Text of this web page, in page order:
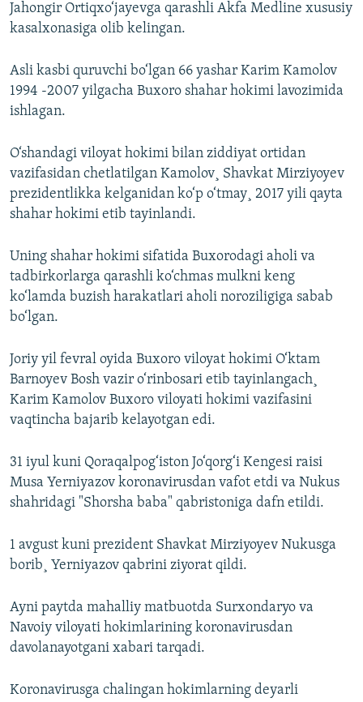
Jahongir Ortiqxo‘jayevga qarashli Akfa Medline xususiy
kasalxonasiga olib kelingan.
Asli kasbi quruvchi bo‘lgan 66 yashar Karim Kamolov
1994 -2007 yilgacha Buxoro shahar hokimi lavozimida
ishlagan.
O‘shandagi viloyat hokimi bilan ziddiyat ortidan
vazifasidan chetlatilgan Kamolov¸ Shavkat Mirziyoyev
prezidentlikka kelganidan ko‘p o‘tmay¸ 2017 yili qayta
shahar hokimi etib tayinlandi.
Uning shahar hokimi sifatida Buxorodagi aholi va
tadbirkorlarga qarashli ko‘chmas mulkni keng
ko‘lamda buzish harakatlari aholi noroziligiga sabab
bo‘lgan.
Joriy yil fevral oyida Buxoro viloyat hokimi O‘ktam
Barnoyev Bosh vazir o‘rinbosari etib tayinlangach¸
Karim Kamolov Buxoro viloyati hokimi vazifasini
vaqtincha bajarib kelayotgan edi.
31 iyul kuni Qoraqalpog‘iston Jo‘qorg‘i Kengesi raisi
Musa Yerniyazov koronavirusdan vafot etdi va Nukus
shahridagi "Shorsha baba" qabristoniga dafn etildi.
1 avgust kuni prezident Shavkat Mirziyoyev Nukusga
borib¸ Yerniyazov qabrini ziyorat qildi.
Ayni paytda mahalliy matbuotda Surxondaryo va
Navoiy viloyati hokimlarining koronavirusdan
davolanayotgani xabari tarqadi.
Koronavirusga chalingan hokimlarning deyarli